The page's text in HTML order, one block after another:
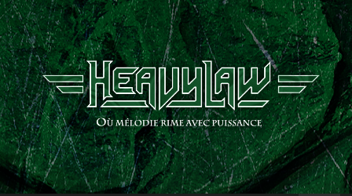
ACCUEIL
NEWS
CHRONIQUES
INTERVIEWS
REPORTS
A PROPOS